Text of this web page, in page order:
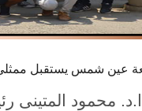
عين شمس يستقبل ممثلي
ا.د. محمود